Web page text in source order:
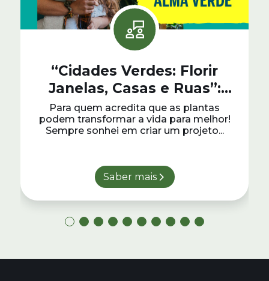
“Cidades Verdes: Florir
Janelas, Casas e Ruas”:
Projecto Alma Verde
Para quem acredita que as plantas
podem transformar a vida para melhor!
Sempre sonhei em criar um projeto...
Saber mais